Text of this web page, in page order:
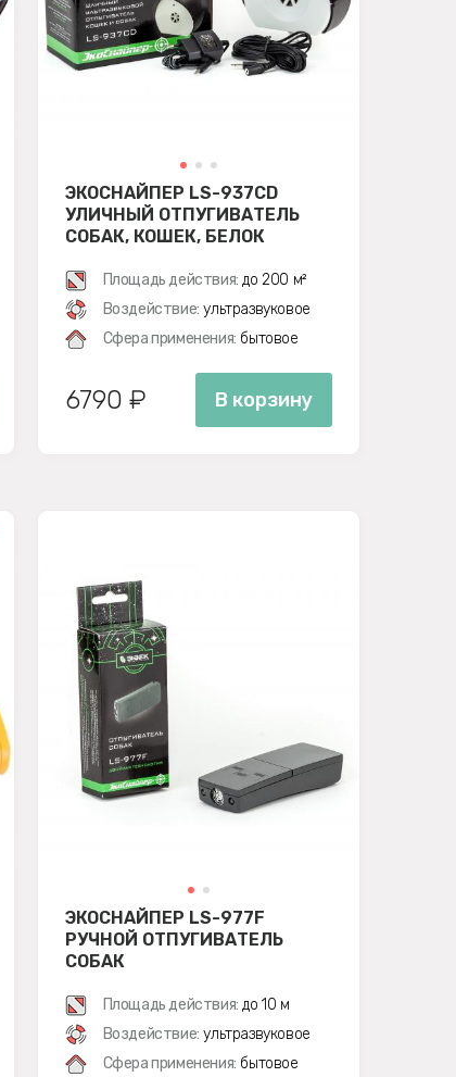
ЭКОСНАЙПЕР LS-937CD
УЛИЧНЫЙ ОТПУГИВАТЕЛЬ
СОБАК, КОШЕК, БЕЛОК
Площадь действия: до 200 м²
Воздействие: ультразвуковое
Сфера применения: бытовое
6790 ₽ В корзину
ЭКОСНАЙПЕР LS-977F
РУЧНОЙ ОТПУГИВАТЕЛЬ
СОБАК
Площадь действия: до 10 м
Воздействие: ультразвуковое
Сфера применения: бытовое